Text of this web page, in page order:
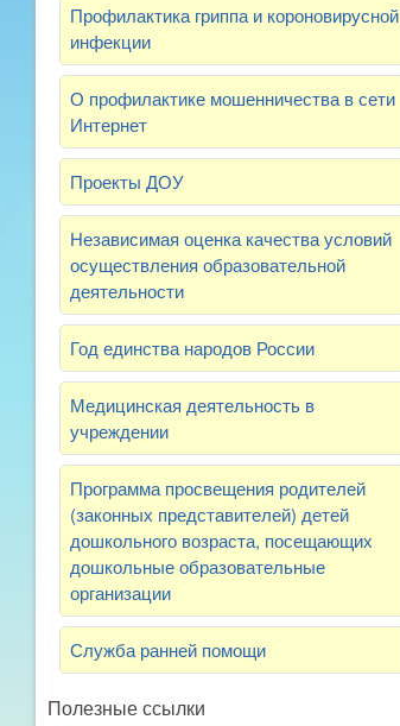
Профилактика гриппа и короновирусной
инфекции
О профилактике мошенничества в сети
Интернет
Проекты ДОУ
Независимая оценка качества условий
осуществления образовательной
деятельности
Год единства народов России
Медицинская деятельность в
учреждении
Программа просвещения родителей
(законных представителей) детей
дошкольного возраста, посещающих
дошкольные образовательные
организации
Служба ранней помощи
Полезные ссылки